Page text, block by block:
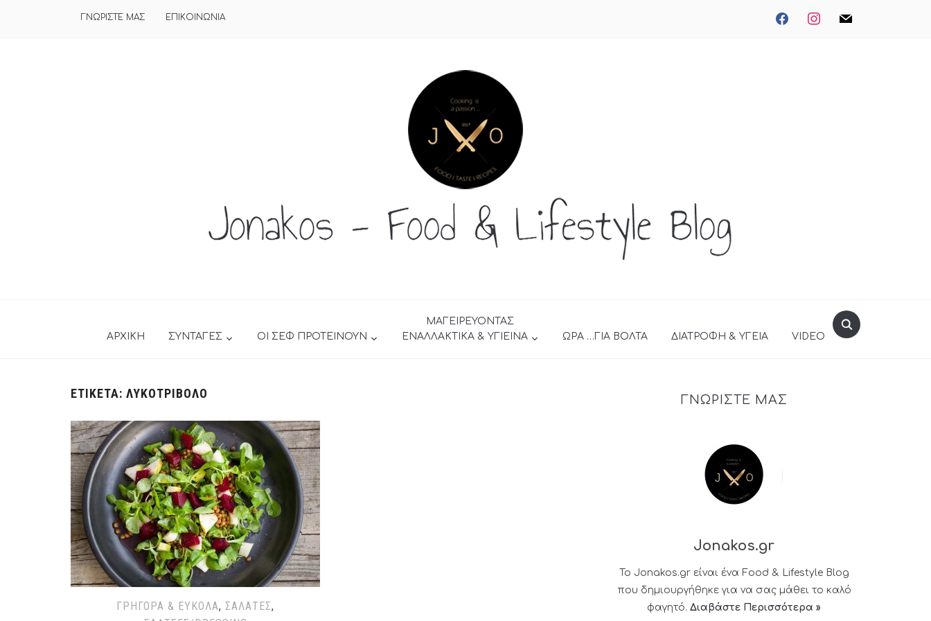
facebookinstagrammail
ΓΝΩΡΙΣΤΕ ΜΑΣ ΕΠΙΚΟΙΝΩΝΙΑ
ΑΡΧΙΚΗ ΣΥΝΤΑΓΕΣ ΟΙ ΣΕΦ ΠΡΟΤΕΙΝΟΥΝ
ΜΑΓΕΙΡΕΥΟΝΤΑΣ
ΕΝΑΛΛΑΚΤΙΚΑ & ΥΓΙΕΙΝΑ
ΩΡΑ …ΓΙΑ ΒΟΛΤΑ ΔΙΑΤΡΟΦΗ & ΥΓΕΙΑ VIDEO
ΕΤΙΚΈΤΑ: ΛΥΚΟΤΡΊΒΟΛΟ
ΓΡΉΓΟΡΑ & ΕΎΚΟΛΑ, ΣΑΛΆΤΕΣ,
ΓΝΩΡΙΣΤΕ ΜΑΣ
Jonakos.gr
Το Jonakos.gr είναι ένα Food & Lifestyle Blog
που δημιουργήθηκε για να σας μάθει το καλό
φαγητό. Διαβάστε Περισσότερα »